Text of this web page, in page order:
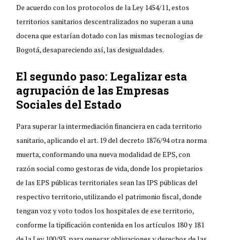
De acuerdo con los protocolos de la Ley 1454/11, estos
territorios sanitarios descentralizados no superan a una
docena que estarían dotado con las mismas tecnologías de
Bogotá, desapareciendo así, las desigualdades.
El segundo paso: Legalizar esta
agrupación de las Empresas
Sociales del Estado
Para superar la intermediación financiera en cada territorio
sanitario, aplicando el art. 19 del decreto 1876/94 otra norma
muerta, conformando una nueva modalidad de EPS, con
razón social como gestoras de vida, donde los propietarios
de las EPS públicas territoriales sean las IPS públicas del
respectivo territorio, utilizando el patrimonio fiscal, donde
tengan voz y voto todos los hospitales de ese territorio,
conforme la tipificación contenida en los artículos 180 y 181